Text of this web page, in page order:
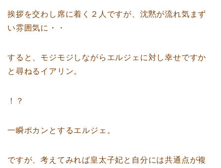
挨拶を交わし席に着く２人ですが、沈黙が流れ気まず
い雰囲気に・・
すると、モジモジしながらエルジェに対し幸せですか
と尋ねるイアリン。
！？
一瞬ポカンとするエルジェ。
ですが、考えてみれば皇太子妃と自分には共通点が複